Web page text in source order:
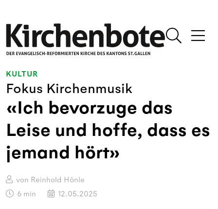
KULTUR
Fokus Kirchenmusik
«Ich bevorzuge das
Leise und hoffe, dass es
jemand hört»
von Reinhold Hönle
6 min 12.05.2025